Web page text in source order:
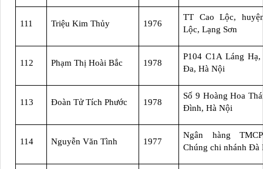
111 Triệu Kim Thủy 1976
TT Cao Lộc,
Lộc, Lạng Sơn
112 Phạm Thị Hoài Bắc 1978
P104 C1A Láng
Đa, Hà Nội
113 Đoàn Tử Tích Phước 1978
Số 9 Hoàng Hoa
Đình, Hà Nội
114 Nguyễn Văn Tình 1977
Ngân hàng
Chúng chi nhánh Đà